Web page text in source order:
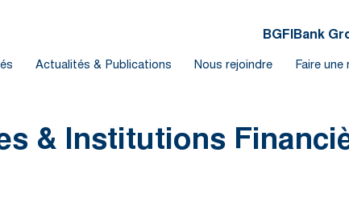
BGFIBank
Actualités & Publications Nous rejoindre Faire une
& Institutions